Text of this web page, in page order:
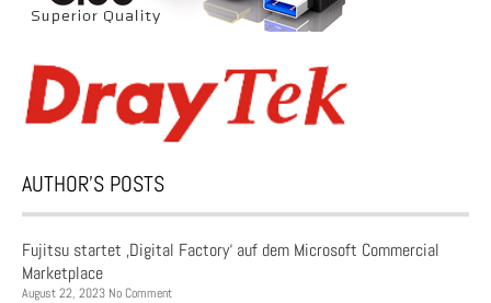
AUTHOR’S POSTS
Fujitsu startet ‚Digital Factory‘ auf dem Microsoft Commercial
Marketplace
August 22, 2023 No Comment